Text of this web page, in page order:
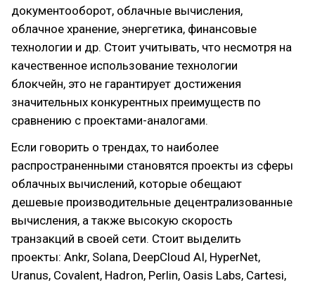
документооборот, облачные вычисления,
облачное хранение, энергетика, финансовые
технологии и др. Стоит учитывать, что несмотря на
качественное использование технологии
блокчейн, это не гарантирует достижения
значительных конкурентных преимуществ по
сравнению с проектами-аналогами.
Если говорить о трендах, то наиболее
распространенными становятся проекты из сферы
облачных вычислений, которые обещают
дешевые производительные децентрализованные
вычисления, а также высокую скорость
транзакций в своей сети. Стоит выделить
проекты: Ankr, Solana, DeepCloud AI, HyperNet,
Uranus, Covalent, Hadron, Perlin, Oasis Labs, Cartesi,